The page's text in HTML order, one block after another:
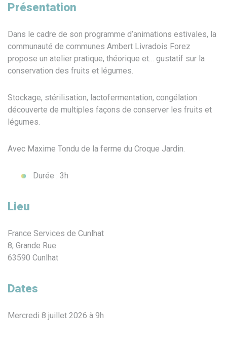
Présentation
Dans le cadre de son programme d’animations estivales, la
communauté de communes Ambert Livradois Forez
propose un atelier pratique, théorique et… gustatif sur la
conservation des fruits et légumes.
Stockage, stérilisation, lactofermentation, congélation :
découverte de multiples façons de conserver les fruits et
légumes.
Avec Maxime Tondu de la ferme du Croque Jardin.
Durée : 3h
Lieu
France Services de Cunlhat
8, Grande Rue
63590 Cunlhat
Dates
Mercredi 8 juillet 2026 à 9h